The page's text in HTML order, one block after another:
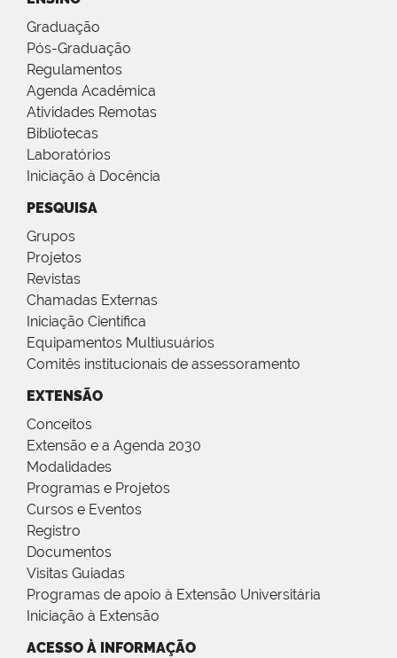
Graduação
Pós-Graduação
Regulamentos
Agenda Acadêmica
Atividades Remotas
Bibliotecas
Laboratórios
Iniciação à Docência
PESQUISA
Grupos
Projetos
Revistas
Chamadas Externas
Iniciação Científica
Equipamentos Multiusuários
Comitês institucionais de assessoramento
EXTENSÃO
Conceitos
Extensão e a Agenda 2030
Modalidades
Programas e Projetos
Cursos e Eventos
Registro
Documentos
Visitas Guiadas
Programas de apoio à Extensão Universitária
Iniciação à Extensão
ACESSO À INFORMAÇÃO